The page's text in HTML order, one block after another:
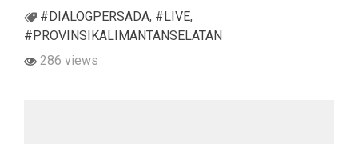
#DIALOGPERSADA, #LIVE,
#PROVINSIKALIMANTANSELATAN
286 views